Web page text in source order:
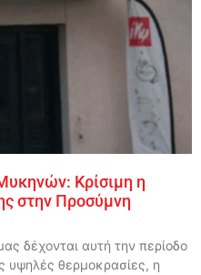
Κρίσιμη η
στην Προσύμνη
δέχονται αυτή την περίοδο
υψηλές θερμοκρασίες, η